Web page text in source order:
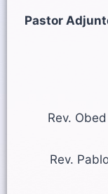
Pastor
Rev.
Rev.